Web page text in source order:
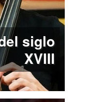
siglo
XVIII